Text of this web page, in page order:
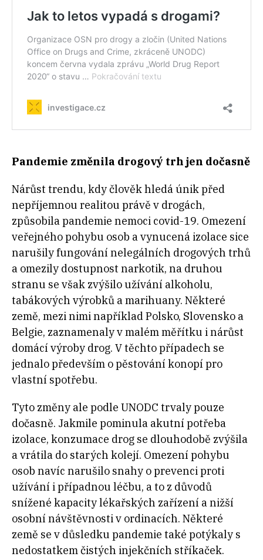
Pandemie změnila drogový trh jen dočasně
Nárůst trendu, kdy člověk hledá únik před
nepříjemnou realitou právě v drogách,
způsobila pandemie nemoci covid-19. Omezení
veřejného pohybu osob a vynucená izolace sice
narušily fungování nelegálních drogových trhů
a omezily dostupnost narkotik, na druhou
stranu se však zvýšilo užívání alkoholu,
tabákových výrobků a marihuany. Některé
země, mezi nimi například Polsko, Slovensko a
Belgie, zaznamenaly v malém měřítku i nárůst
domácí výroby drog. V těchto případech se
jednalo především o pěstování konopí pro
vlastní spotřebu.
Tyto změny ale podle UNODC trvaly pouze
dočasně. Jakmile pominula akutní potřeba
izolace, konzumace drog se dlouhodobě zvýšila
a vrátila do starých kolejí. Omezení pohybu
osob navíc narušilo snahy o prevenci proti
užívání i případnou léčbu, a to z důvodů
snížené kapacity lékařských zařízení a nižší
osobní návštěvnosti v ordinacích. Některé
země se v důsledku pandemie také potýkaly s
nedostatkem čistých injekčních stříkaček.